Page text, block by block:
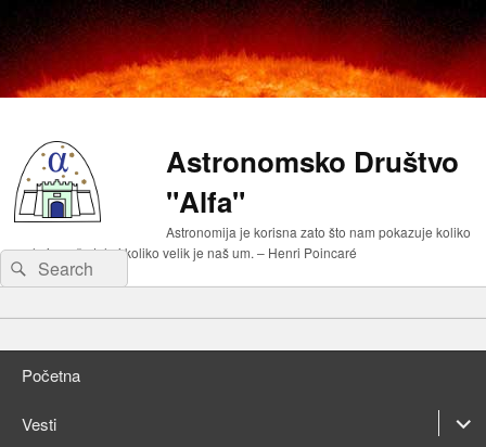
Astronomsko Društvo
"Alfa"
Astronomija je korisna zato što nam pokazuje koliko
malo je naše telo i koliko velik je naš um. – Henri Poincaré
Search
for:
Search
menuSkip
content
Skip
to
Početna
Vesti